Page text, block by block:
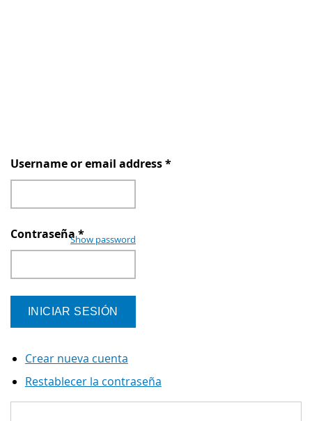
Username or email address*
Contraseña*
Show password
Crear nueva cuenta
Restablecer la contraseña